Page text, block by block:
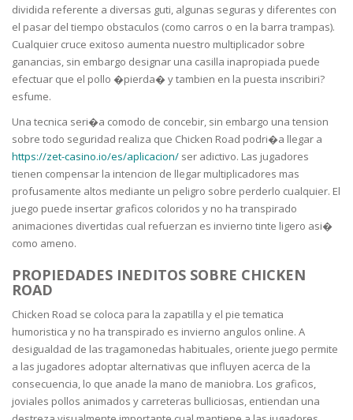
dividida referente a diversas guti, algunas seguras y diferentes con
el pasar del tiempo obstaculos (como carros o en la barra trampas).
Cualquier cruce exitoso aumenta nuestro multiplicador sobre
ganancias, sin embargo designar una casilla inapropiada puede
efectuar que el pollo �pierda� y tambien en la puesta inscribiri?
esfume.
Una tecnica seri�a comodo de concebir, sin embargo una tension
sobre todo seguridad realiza que Chicken Road podri�a llegar a
https://zet-casino.io/es/aplicacion/ ser adictivo. Las jugadores
tienen compensar la intencion de llegar multiplicadores mas
profusamente altos mediante un peligro sobre perderlo cualquier. El
juego puede insertar graficos coloridos y no ha transpirado
animaciones divertidas cual refuerzan es invierno tinte ligero asi�
como ameno.
PROPIEDADES INEDITOS SOBRE CHICKEN
ROAD
Chicken Road se coloca para la zapatilla y el pie tematica
humoristica y no ha transpirado es invierno angulos online. A
desigualdad de las tragamonedas habituales, oriente juego permite
a las jugadores adoptar alternativas que influyen acerca de la
consecuencia, lo que anade la mano de maniobra. Los graficos,
joviales pollos animados y carreteras bulliciosas, entiendan una